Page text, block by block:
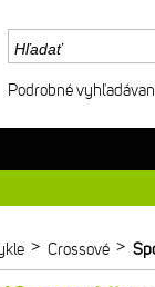
> Crossové >
Podrobné